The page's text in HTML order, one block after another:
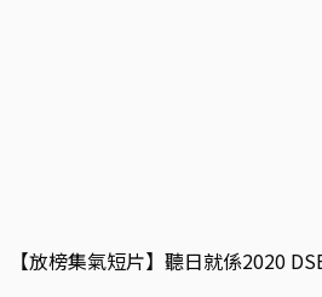
【放榜集氣短片】聽日就係2020